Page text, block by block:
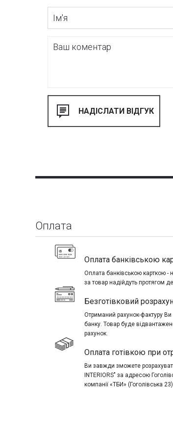
Оплата
Оплата банківською
Оплата банківською карткою -
за товар надійдуть протягом
Безготівковий
Отриманий рахунок-фактуру
банку. Товар буде
рахунок.
Оплата готівкою при
Ви завжди зможете
INTERIORS" за адресою
компанії «ТБИ» (Гоголівська 23).